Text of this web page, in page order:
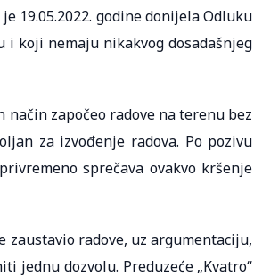
19.05.2022. godine donijela Odluku
i koji nemaju nikakvog dosadašnjeg
započeo radove na terenu bez
za izvođenje radova. Po pozivu
sprečava ovakvo kršenje
radove, uz argumentaciju,
jednu dozvolu. Preduzeće „Kvatro“